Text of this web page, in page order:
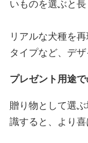
いものを選ぶと長
リアルな犬種を
タイプなど、デ
プレゼント用途
贈り物として選ぶ
識すると、より喜